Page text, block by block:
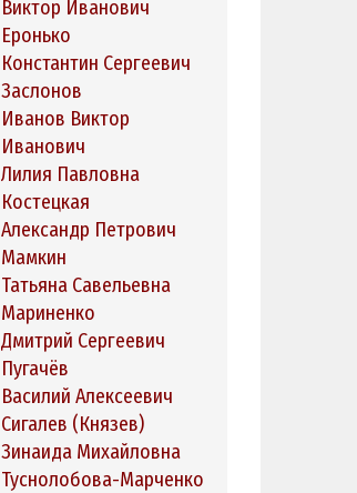
Виктор Иванович
Еронько
Константин Сергеевич
Заслонов
Иванов Виктор
Иванович
Лилия Павловна
Костецкая
Александр Петрович
Мамкин
Татьяна Савельевна
Мариненко
Дмитрий Сергеевич
Пугачёв
Василий Алексеевич
Сигалев (Князев)
Зинаида Михайловна
Туснолобова-Марченко